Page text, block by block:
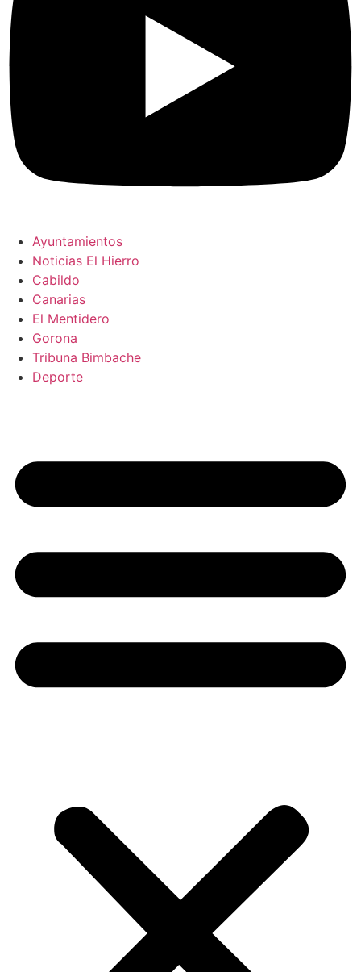
Ayuntamientos
Noticias El Hierro
Cabildo
Canarias
El Mentidero
Gorona
Tribuna Bimbache
Deporte